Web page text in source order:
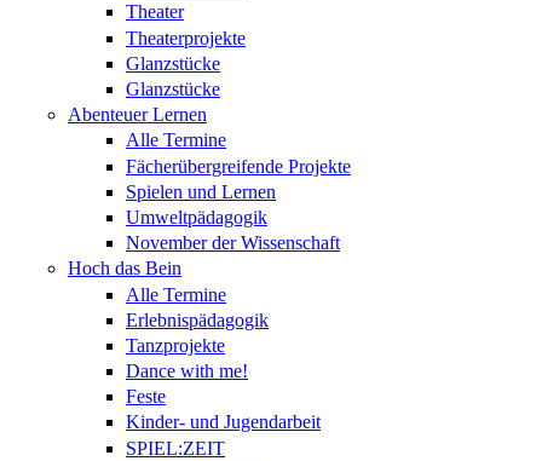
Theater
Theaterprojekte
Glanzstücke
Glanzstücke
Abenteuer Lernen
Alle Termine
Fächerübergreifende Projekte
Spielen und Lernen
Umweltpädagogik
November der Wissenschaft
Hoch das Bein
Alle Termine
Erlebnispädagogik
Tanzprojekte
Dance with me!
Feste
Kinder- und Jugendarbeit
SPIEL:ZEIT